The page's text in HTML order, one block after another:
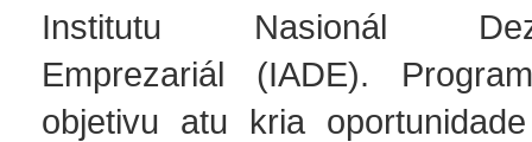
Institutu Nasionál
Emprezariál (IADE).
objetivu atu kria